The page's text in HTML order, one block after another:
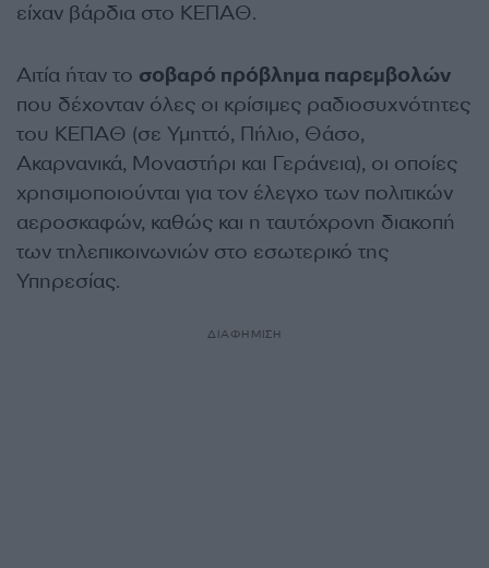
είχαν βάρδια στο ΚΕΠΑΘ.
Αιτία ήταν το σοβαρό πρόβλημα παρεμβολών
που δέχονταν όλες οι κρίσιμες ραδιοσυχνότητες
του ΚΕΠΑΘ (σε Υμηττό, Πήλιο, Θάσο,
Ακαρνανικά, Μοναστήρι και Γεράνεια), οι οποίες
χρησιμοποιούνται για τον έλεγχο των πολιτικών
αεροσκαφών, καθώς και η ταυτόχρονη διακοπή
των τηλεπικοινωνιών στο εσωτερικό της
Υπηρεσίας.
ΔΙΑΦΗΜΙΣΗ